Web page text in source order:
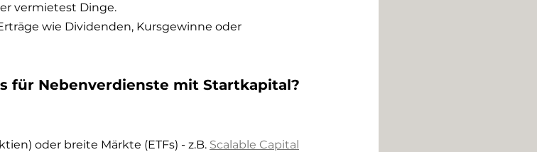
vermietest Dinge.
wie Dividenden, Kursgewinne oder
für Nebenverdienste mit Startkapital?
oder breite Märkte (ETFs) - z.B. Scalable Capital